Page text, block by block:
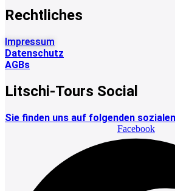
Rechtliches
Impressum
Datenschutz
AGBs
Litschi-Tours Social
Sie finden uns auf folgenden
Facebook